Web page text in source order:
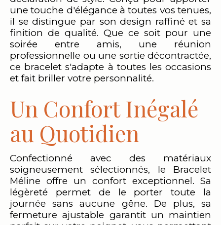
une touche d'élégance à toutes vos tenues,
il se distingue par son design raffiné et sa
finition de qualité. Que ce soit pour une
soirée entre amis, une réunion
professionnelle ou une sortie décontractée,
ce bracelet s'adapte à toutes les occasions
et fait briller votre personnalité.
Un Confort Inégalé
au Quotidien
Confectionné avec des matériaux
soigneusement sélectionnés, le Bracelet
Méline offre un confort exceptionnel. Sa
légèreté permet de le porter toute la
journée sans aucune gêne. De plus, sa
fermeture ajustable garantit un maintien